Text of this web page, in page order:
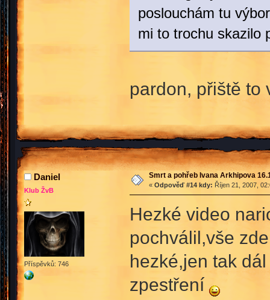
poslouchám tu
mi to trochu skazilo
pardon, přiště
Daniel
Klub ŽvB
Příspěvků: 746
Smrt a pohřeb Ivana Arkhipova
« Odpověď #14 kdy: Říjen 21, 2007,
Hezké video
pochválil,vše
hezké,jen tak
zpestření